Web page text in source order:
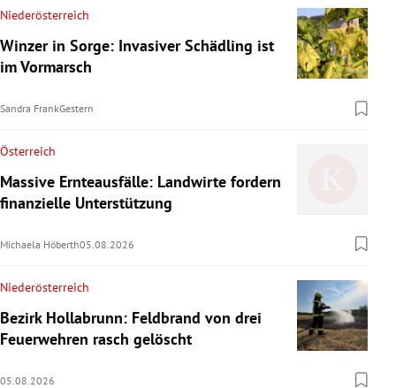
Niederösterreich
Winzer in Sorge: Invasiver Schädling ist
im Vormarsch
Sandra FrankGestern
Österreich
Massive Ernteausfälle: Landwirte fordern
finanzielle Unterstützung
Michaela Höberth05.08.2026
Niederösterreich
Bezirk Hollabrunn: Feldbrand von drei
Feuerwehren rasch gelöscht
05.08.2026